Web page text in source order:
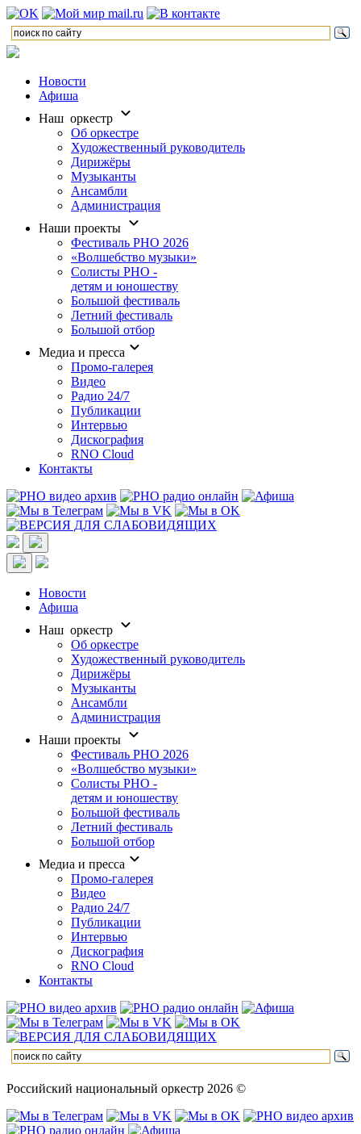
Новости
Афиша
Наш оркестр
Об оркестре
Художественный руководитель
Дирижёры
Музыканты
Ансамбли
Администрация
Наши проекты
Фестиваль РНО 2026
«Волшебство музыки»
Солисты РНО -
детям и юношеству
Большой фестиваль
Летний фестиваль
Большой отбор
Медиа и пресса
Промо-галерея
Видео
Радио 24/7
Публикации
Интервью
Дискография
RNO Cloud
Контакты
Новости
Афиша
Наш оркестр
Об оркестре
Художественный руководитель
Дирижёры
Музыканты
Ансамбли
Администрация
Наши проекты
Фестиваль РНО 2026
«Волшебство музыки»
Солисты РНО -
детям и юношеству
Большой фестиваль
Летний фестиваль
Большой отбор
Медиа и пресса
Промо-галерея
Видео
Радио 24/7
Публикации
Интервью
Дискография
RNO Cloud
Контакты
Российский национальный оркестр 2026 ©